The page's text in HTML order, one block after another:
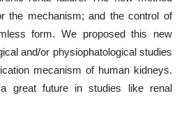
the mechanism; and the control of
form. We proposed this new
and/or physiophatological studies
mecanism of human kidneys.
great future in studies like renal